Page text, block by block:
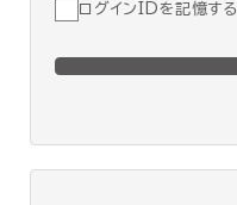
ログインIDを記憶する